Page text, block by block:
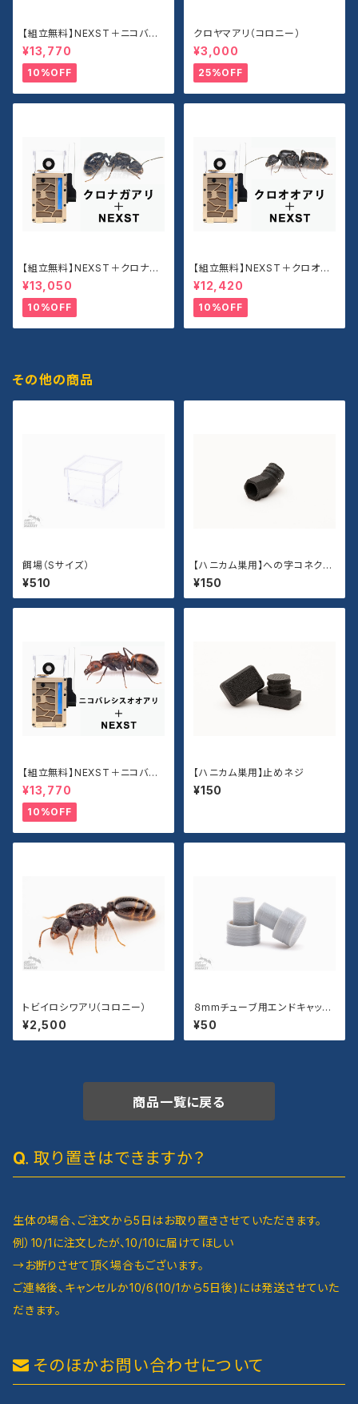
【組立無料】NEXST＋ニコバレ
シスオオアリセット
¥13,770
10%OFF
クロヤマアリ（コロニー）
¥3,000
25%OFF
【組立無料】NEXST＋クロナガ
アリセット
¥13,050
10%OFF
【組立無料】NEXST＋クロオオ
アリセット
¥12,420
10%OFF
その他の商品
餌場（Sサイズ）
¥510
【ハニカム巣用】への字コネクタ
ー
¥150
【組立無料】NEXST＋ニコバレ
シスオオアリセット
¥13,770
10%OFF
【ハニカム巣用】止めネジ
¥150
トビイロシワアリ（コロニー）
¥2,500
８mmチューブ用エンドキャップ
(２個)
¥50
商品一覧に戻る
取り置きはできますか？
生体の場合、ご注文から5日はお取り置きさせていただきます。
例）10/1に注文したが、10/10に届けてほしい
→お断りさせて頂く場合もございます。
ご連絡後、キャンセルか10/6(10/1から5日後)には発送させていた
だきます。
そのほかお問い合わせについて